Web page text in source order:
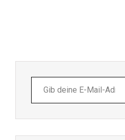
deine
E-
ein ...